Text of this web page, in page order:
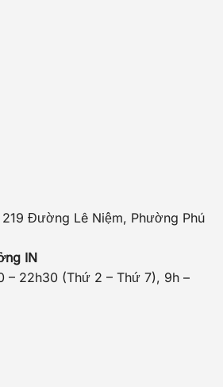
219 Đường Lê Niệm, Phường Phú
IN
– 22h30 (Thứ 2 – Thứ 7), 9h –